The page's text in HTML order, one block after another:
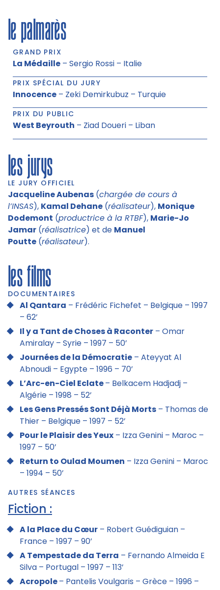
le palmarès
GRAND PRIX
La Médaille – Sergio Rossi – Italie
PRIX SPÉCIAL DU JURY
Innocence – Zeki Demirkubuz – Turquie
PRIX DU PUBLIC
West Beyrouth – Ziad Doueri – Liban
les jurys
LE JURY OFFICIEL
Jacqueline Aubenas (chargée de cours à
l’INSAS), Kamal Dehane (réalisateur), Monique
Dodemont (productrice à la RTBF), Marie-Jo
Jamar (réalisatrice) et de Manuel
Poutte (réalisateur).
les films
DOCUMENTAIRES
Al Qantara – Frédéric Fichefet – Belgique – 1997
– 62’
Il y a Tant de Choses à Raconter – Omar
Amiralay – Syrie – 1997 – 50’
Journées de la Démocratie – Ateyyat Al
Abnoudi – Egypte – 1996 – 70’
L’Arc-en-Ciel Eclate– Belkacem Hadjadj –
Algérie – 1998 – 52’
Les Gens Pressés Sont Déjà Morts – Thomas de
Thier – Belgique – 1997 – 52’
Pour le Plaisir des Yeux – Izza Genini – Maroc –
1997 – 50’
Return to Oulad Moumen – Izza Genini – Maroc
– 1994 – 50’
AUTRES SÉANCES
Fiction :
A la Place du Cœur – Robert Guédiguian –
France – 1997 – 90’
A Tempestade da Terra – Fernando Almeida E
Silva – Portugal – 1997 – 113’
Acropole– Pantelis Voulgaris – Grèce – 1996 –